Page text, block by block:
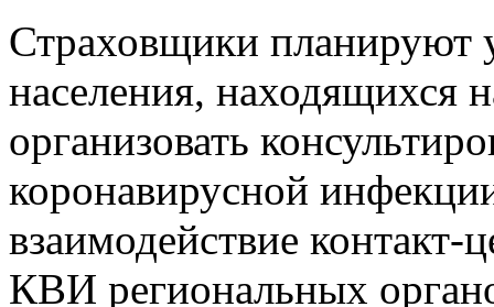
Страховщики планируют
населения, находящихся
организовать
коронавирусной
взаимодействие
КВИ региональных